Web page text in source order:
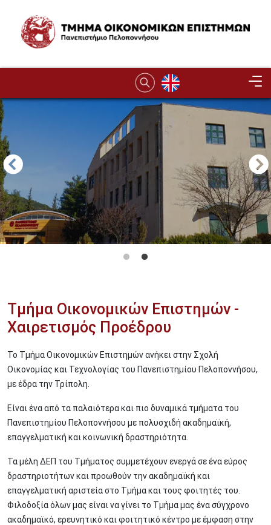
Image
Τμήμα Οικονομικών Επιστημών -
Χαιρετισμός Προέδρου
Το Τμήμα Οικονομικών Επιστημών ανήκει στην Σχολή
Οικονομίας και Τεχνολογίας του Πανεπιστημίου Πελοποννήσου,
με έδρα την Τρίπολη.
Είναι ένα από τα παλαιότερα και πιο δυναμικά τμήματα του
Πανεπιστημίου Πελοποννήσου με πολυσχιδή ακαδημαϊκή,
επαγγελματική και κοινωνική δραστηριότητα.
Τα μέλη ΔΕΠ του Τμήματος συμμετέχουν ενεργά σε ένα εύρος
δραστηριοτήτων και προωθούν την ακαδημαϊκή και
επαγγελματική αριστεία στο Τμήμα και τους φοιτητές του.
Φιλοδοξία όλων μας είναι να γίνει το Τμήμα μας ένα σύγχρονο
ακαδημαϊκό, ερευνητικό και φοιτητικό κέντρο με έμφαση στην